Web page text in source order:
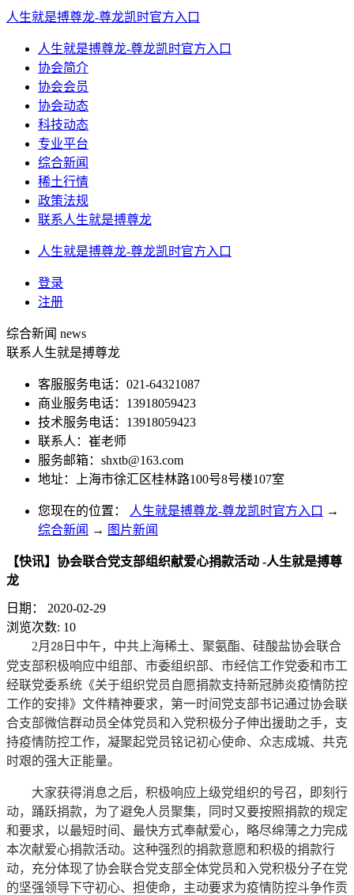
人生就是搏尊龙-尊龙凯时官方入口
人生就是搏尊龙-尊龙凯时官方入口
协会简介
协会会员
协会动态
科技动态
专业平台
综合新闻
稀土行情
政策法规
联系人生就是搏尊龙
人生就是搏尊龙-尊龙凯时官方入口
登录
注册
综合新闻 news
联系人生就是搏尊龙
客服服务电话：021-64321087
商业服务电话：13918059423
技术服务电话：13918059423
联系人：崔老师
服务邮箱： shxtb@163.com
地址：上海市徐汇区桂林路100号8号楼107室
您现在的位置： 人生就是搏尊龙-尊龙凯时官方入口 →
综合新闻 → 图片新闻
【快讯】协会联合党支部组织献爱心捐款活动 -人生就是搏尊
龙
日期：
2020-02-29
浏览次数: 10
2月 28 日中午，中共上海稀土、聚氨酯、硅酸盐协会联合
党支部积极响应中组部、市委组织部、市经信工作党委和市工
经联党委系统《关于组织党员自愿捐款支持新冠肺炎疫情防控
工作的安排》文件精神要求，第一时间党支部书记通过协会联
合支部微信群动员全体党员和入党积极分子伸出援助之手，支
持疫情防控工作，凝聚起党员铭记初心使命、众志成城、共克
时艰的强大正能量。
大家获得消息之后，积极响应上级党组织的号召，即刻行
动，踊跃捐款，为了避免人员聚集，同时又要按照捐款的规定
和要求，以最短时间、最快方式奉献爱心，略尽绵薄之力完成
本次献爱心捐款活动。这种强烈的捐款意愿和积极的捐款行
动，充分体现了协会联合党支部全体党员和入党积极分子在党
的坚强领导下守初心、担使命，主动要求为疫情防控斗争作贡